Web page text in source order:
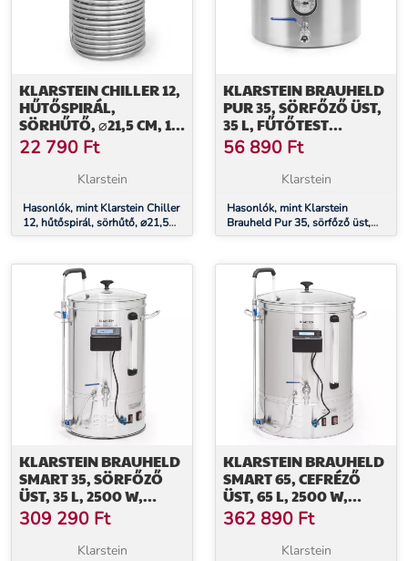
KLARSTEIN CHILLER 12,
HŰTŐSPIRÁL,
SÖRHŰTŐ, ⌀21,5 CM, 18
SPIRÁL,
ROZSDAMENTES ACÉL
22 790 Ft
Klarstein
Hasonlók, mint Klarstein Chiller
12, hűtőspirál, sörhűtő, ⌀21,5
cm, 18 spirál, rozsdamentes
KLARSTEIN BRAUHELD
PUR 35, SÖRFŐZŐ ÜST,
35 L, FŰTŐTEST
NÉLKÜL,
ROZSDAMENTES ACÉL
56 890 Ft
Klarstein
Hasonlók, mint Klarstein
Brauheld Pur 35, sörfőző üst,
35 l, fűtőtest nélkül,
KLARSTEIN BRAUHELD
SMART 35, SÖRFŐZŐ
ÜST, 35 L, 2500 W,
100°C, KERINGETŐ
SZIVATTYÚ,
ROZSDAMENTES ACÉL
309 290 Ft
Klarstein
KLARSTEIN BRAUHELD
SMART 65, CEFRÉZŐ
ÜST, 65 L, 2500 W,
100°C, KERINGETŐ
SZIVATTYÚ,
ROZSDAMENTES ACÉL
362 890 Ft
Klarstein